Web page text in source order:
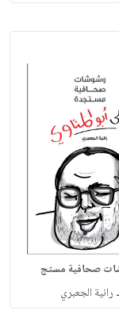
صحافية مستج
رانية الجعبري